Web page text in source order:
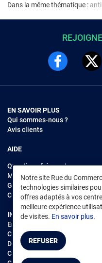
Dans la même thématique :
Notre site Rue du
technologies similaires
offres adaptés à vos
meilleure expérience
de visites. En savoir plus.
REFUSER
EN SAVOIR PLUS
Qui sommes-nous ?
Avis clients
AIDE
Questions fréquentes
Modes de règlements
Garantie et retours
Contacter Rue du Commerce
INFORMATIONS LÉGALES
Environnement
CGV /CGU Marketplace
Données personnelles
Cookies